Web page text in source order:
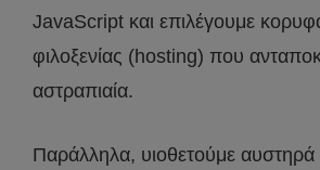
JavaScript και επιλέγουμε
φιλοξενίας (hosting) που
αστραπιαία.
Παράλληλα, υιοθετούμε